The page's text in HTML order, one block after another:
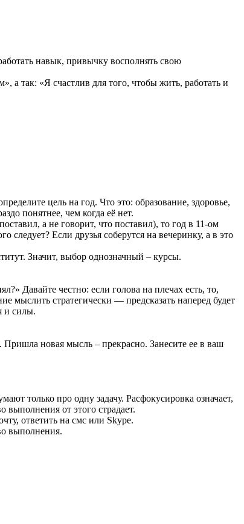
навык, привычку восполнять свою
а так: «Я счастлив для того, чтобы жить, работать и
цель на год. Что это: образование, здоровье,
понятнее, чем когда её нет.
а не говорит, что поставил), то год в 11-ом
следует? Если друзья соберутся на вечеринку, а в это
Значит, выбор однозначный – курсы.
Давайте честно: если голова на плечах есть, то,
стратегически — предсказать наперед будет
и силы.
новая мысль – прекрасно. Занесите ее в ваш
только про одну задачу. Расфокусировка означает,
выполнения от этого страдает.
ответить на смс или Skype.
выполнения.